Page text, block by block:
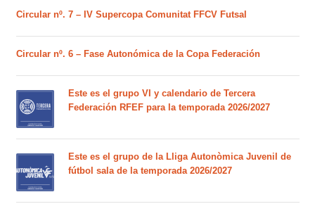
Circular nº. 7 – IV Supercopa Comunitat FFCV Futsal
Circular nº. 6 – Fase Autonómica de la Copa Federación
Este es el grupo VI y calendario de Tercera
Federación RFEF para la temporada 2026/2027
Este es el grupo de la Lliga Autonòmica Juvenil de
fútbol sala de la temporada 2026/2027